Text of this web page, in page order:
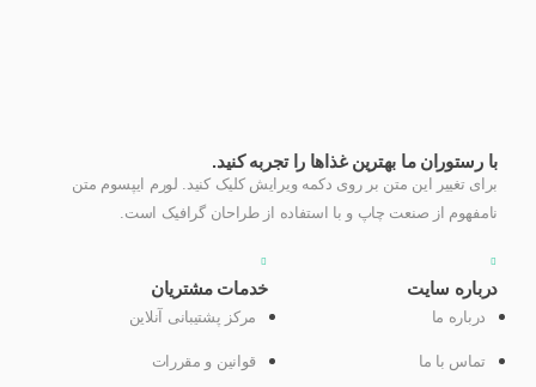
با رستوران ما بهترین غذاها را تجربه کنید.
برای تغییر این متن بر روی دکمه ویرایش کلیک کنید. لورم ایپسوم متن
نامفهوم از صنعت چاپ و با استفاده از طراحان گرافیک است.
درباره سایت
درباره ما
تماس با ما
خدمات مشتریان
مرکز پشتیبانی آنلاین
قوانین و مقررات